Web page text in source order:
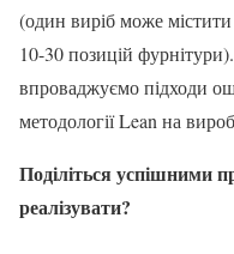
(один виріб може
10-30 позицій
впроваджуємо підходи
методології Lean на
Поділіться успішними
реалізувати?